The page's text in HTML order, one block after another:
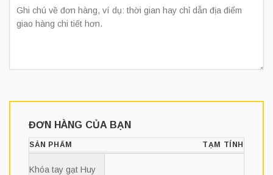
ĐƠN HÀNG CỦA BẠN
SẢN PHẨM TẠM TÍNH
Khóa tay gạt Huy